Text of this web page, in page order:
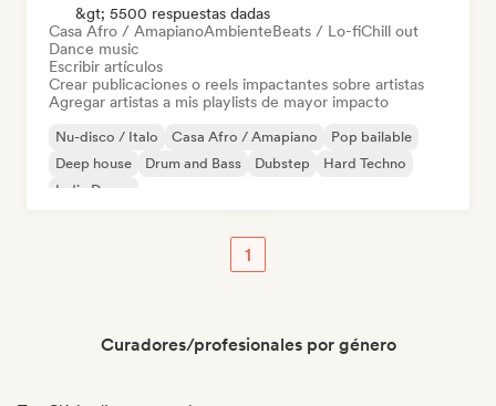
&gt; 5500 respuestas dadas
Casa Afro / AmapianoAmbienteBeats / Lo-fiChill out
Dance music
Escribir artículos
Crear publicaciones o reels impactantes sobre artistas
Agregar artistas a mis playlists de mayor impacto
Nu-disco / Italo Casa Afro / Amapiano
Pop bailable
Deep house
Drum and Bass Dubstep
Hard Techno
Indie Dance
1
Curadores/profesionales por género